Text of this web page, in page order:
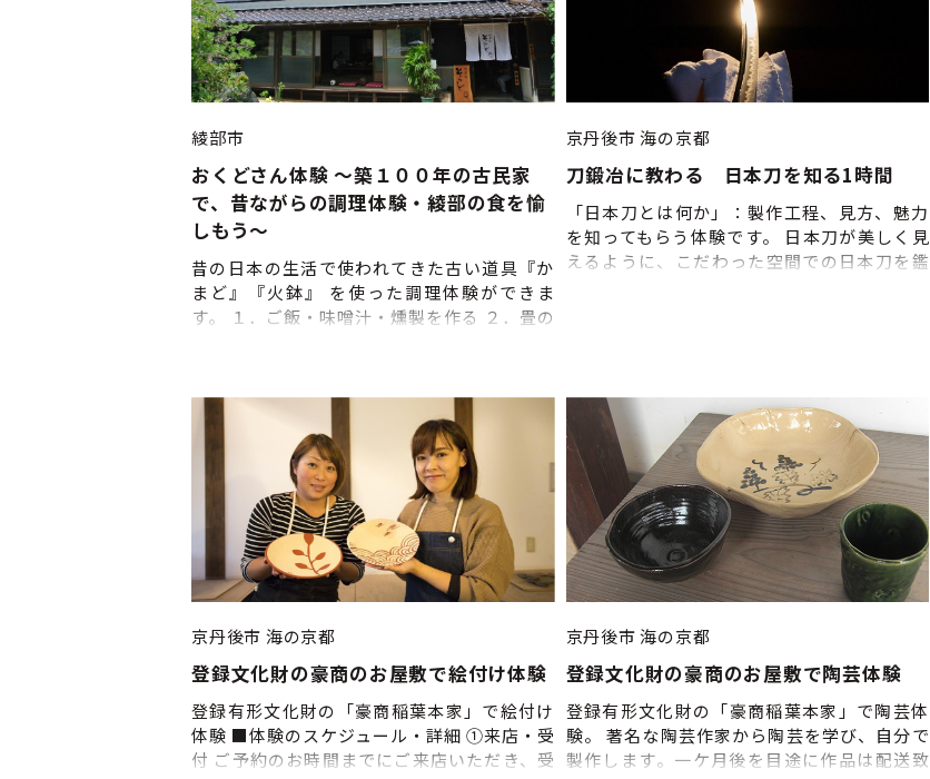
切：７日前
綾部市
おくどさん体験 ～築１００年の古民家
で、昔ながらの調理体験・綾部の食を愉
しもう～
昔の日本の生活で使われてきた古い道具『か
まど』『火鉢』 を使った調理体験ができま
す。 １．ご飯・味噌汁・燻製を作る ２．畳の
す。他にも火鉢の炭で茶葉を煎ってほうじ茶
として飲む等、昔の生活を体験していただけ
ます。 食後は畳の上に寝転がって鳥や虫の声
を聞きながらゆっくり過ごす・家の外に出て
庭や町内の散策をする等、思い思いにお過ご
しください。午後３時まで滞在可能ですの
で、田舎の家ならではの雰囲気や風景を楽し
みながらゆっくりお過ごしいただけます。 築
１００年の古民家は、曾祖父が自分の山から
木を切り出して建てた家です。長くて立派な
梁や、煤で黒くなった壁、茅葺屋根の内側な
どを見ていただけます。日本の田舎の「普段
の生活」に触れていただきたいという思いか
ら、家屋や内装はなるべく私たちが生活して
いる姿のままにしています。大正・昭和の食
京丹後市 海の京都
刀鍛冶に教わる 日本刀を知る1時間
「日本刀とは何か」：製作工程、見方、魅力
を知ってもらう体験です。 日本刀が美しく見
えるように、こだわった空間での日本刀を鑑
間で日本刀を鑑賞、日本刀の美しさ、鑑賞の
ポイントを知ることができ、そして機械を使
用しない伝統的な日本刀製作を見て頂き、
音、熱、迫力を肌で体感して頂けます。 ■当
日スケジュール 1.工房案内、日本刀製作の見
学 日本刀製作現場の「鍛冶場（かじば）」
の案内、見本を用いて日本刀製作工程の 説
明、そして火を使用した日本刀製作工程の見
学 2.日本刀鑑賞 日本刀を実
際に手に取り見て頂きながら、日本刀の魅
力、見方について説明 解散 ■開催時期：通年
（木、金、土のみ） ■体験開始時間：
①10:00 ②14:00 ※事業者の都合により前
後することがあります ■申込締切：５日前 ■
人数：最大１０名まで
京丹後市 海の京都
登録文化財の豪商のお屋敷で絵付け体験
登録有形文化財の「豪商稲葉本家」で絵付け
体験 ■体験のスケジュール・詳細 ①来店・受
付 ご予約のお時間までにご来店いただき、受
京丹後市 海の京都
登録文化財の豪商のお屋敷で陶芸体験
登録有形文化財の「豪商稲葉本家」で陶芸体
験。 著名な陶芸作家から陶芸を学び、自分で
製作します。一ケ月後を目途に作品は配送致